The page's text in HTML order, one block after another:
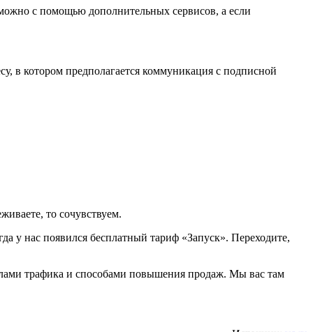
с помощью дополнительных сервисов, а если
в котором предполагается коммуникация с подписной
то сочувствуем.
у нас появился бесплатный тариф «Запуск». Переходите,
трафика и способами повышения продаж. Мы вас там